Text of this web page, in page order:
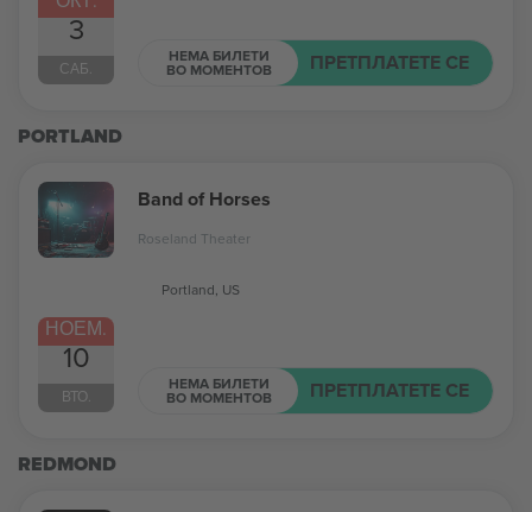
3
САБ.
НЕМА БИЛЕТИ
ВО МОМЕНТОВ ПРЕТПЛАТЕТЕ СЕ
PORTLAND
НОЕМ.
10
ВТО.
Band of Horses
Roseland Theater
Portland, US
НЕМА БИЛЕТИ
ВО МОМЕНТОВ ПРЕТПЛАТЕТЕ СЕ
REDMOND